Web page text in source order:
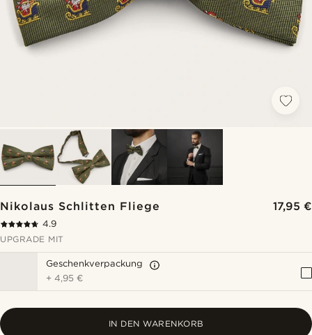
Nikolaus Schlitten Fliege 17,95 €
4.9
UPGRADE MIT
Geschenkverpackung
+4,95 €
IN DEN WARENKORB